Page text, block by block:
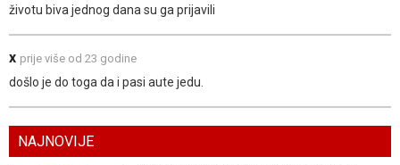
životu biva jednog dana su ga prijavili
x prije više od 23 godine
došlo je do toga da i pasi aute jedu.
NAJNOVIJE